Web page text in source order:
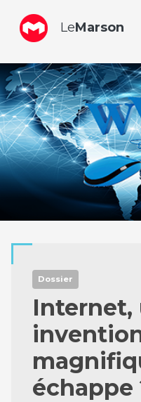
LeMarson
Dossier
Internet,
échappe